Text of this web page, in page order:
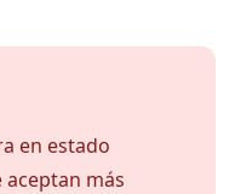
en estado
más